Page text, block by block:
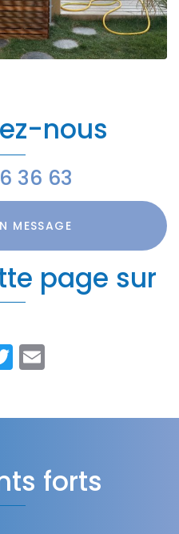
nous
36 63
MESSAGE
page sur
Twitter
forts